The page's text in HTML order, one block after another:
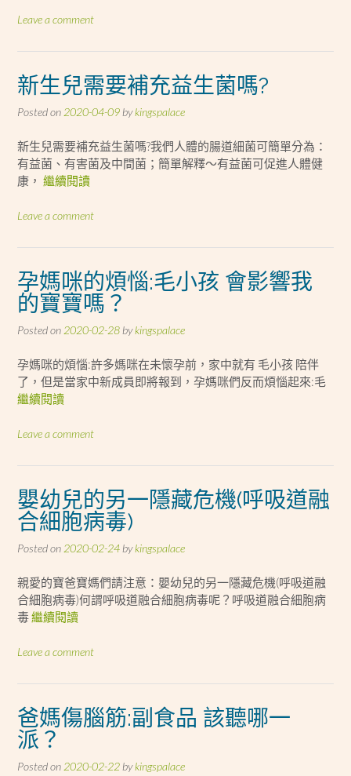
Leave a comment
新生兒需要補充益生菌嗎?
Posted on 2020-04-09 bykingspalace
新生兒需要補充益生菌嗎?我們人體的腸道細菌可簡單分為：
有益菌、有害菌及中間菌；簡單解釋～有益菌可促進人體健
康， 繼續閱讀
Leave a comment
孕媽咪的煩惱:毛小孩 會影響我
的寶寶嗎？
Posted on 2020-02-28 bykingspalace
孕媽咪的煩惱:許多媽咪在未懷孕前，家中就有 毛小孩 陪伴
了，但是當家中新成員即將報到，孕媽咪們反而煩惱起來:毛
繼續閱讀
Leave a comment
嬰幼兒的另一隱藏危機(呼吸道融
合細胞病毒)
Posted on 2020-02-24 bykingspalace
親愛的寶爸寶媽們請注意：嬰幼兒的另一隱藏危機(呼吸道融
合細胞病毒)何謂呼吸道融合細胞病毒呢？呼吸道融合細胞病
毒繼續閱讀
Leave a comment
爸媽傷腦筋:副食品 該聽哪一
派？
Posted on 2020-02-22 bykingspalace